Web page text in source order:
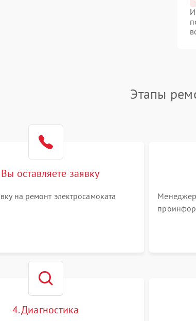
Этапы
Вы оставляете заявку
на ремонт электросамоката
Менеджер
4. Диагностика